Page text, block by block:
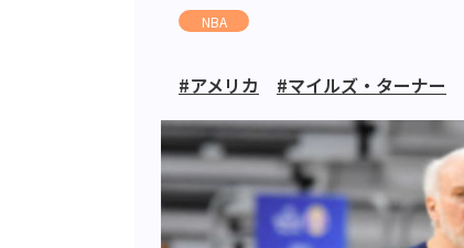
NBA
#アメリカ #マイルズ・ターナー